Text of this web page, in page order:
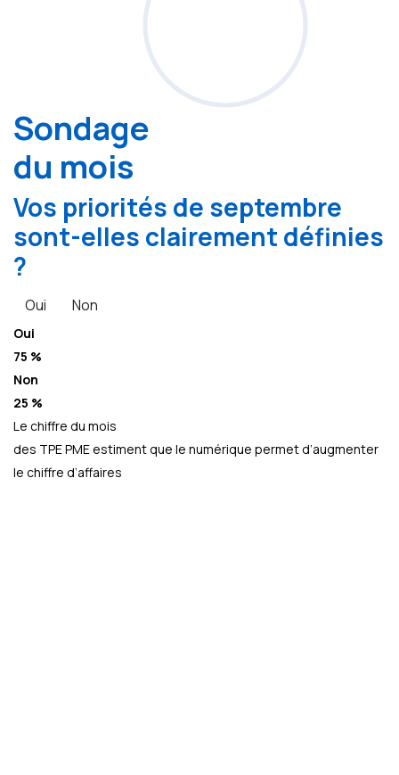
Sondage
du mois
Vos priorités de septembre
sont-elles clairement définies
?
Oui Non
Oui
75 %
Non
25 %
Le chiffre du mois
des TPE PME estiment que le numérique permet d’augmenter
le chiffre d’affaires